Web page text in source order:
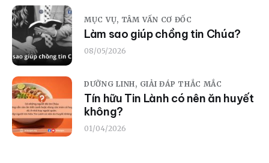
MỤC VỤ, TÂM VẤN CƠ ĐỐC
Làm sao giúp chồng tin Chúa?
08/05/2026
DƯỠNG LINH, GIẢI ĐÁP THẮC MẮC
Tín hữu Tin Lành có nên ăn huyết
không?
01/04/2026